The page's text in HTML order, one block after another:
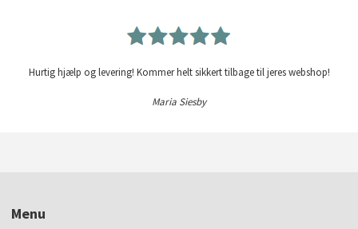
Hurtig hjælp og levering! Kommer helt sikkert tilbage til jeres webshop!
Maria Siesby
Menu